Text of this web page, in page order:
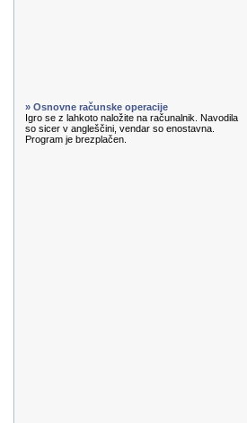
» Osnovne računske operacije
Igro se z lahkoto naložite na računalnik. Navodila
so sicer v angleščini, vendar so enostavna.
Program je brezplačen.